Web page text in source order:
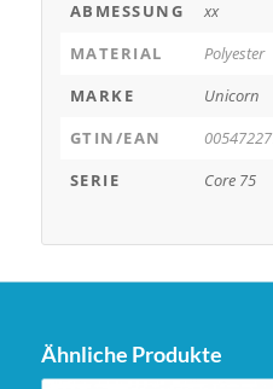
ABMESSUNG
xx
MATERIAL
Polyester
MARKE
Unicorn
GTIN/EAN
SERIE
Core 75
Ähnliche Produkte